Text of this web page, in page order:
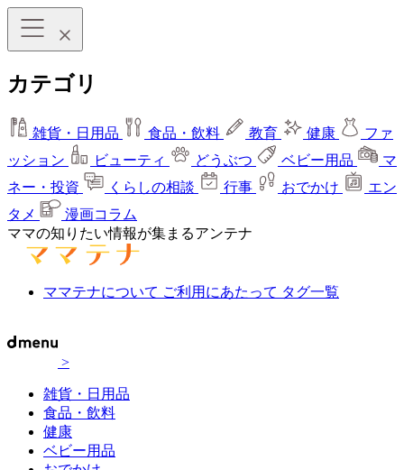
カテゴリ
雑貨・日用品 食品・飲料 教育 健康
ファ
ッション
ビューティ どうぶつ ベビー用品
マ
ネー・投資
くらしの相談 行事 おでかけ
エン
タメ
漫画コラム
ママの知りたい情報が集まるアンテナ
ママテナについて ご利用にあたって タグ一覧
>
雑貨・日用品
食品・飲料
健康
ベビー用品